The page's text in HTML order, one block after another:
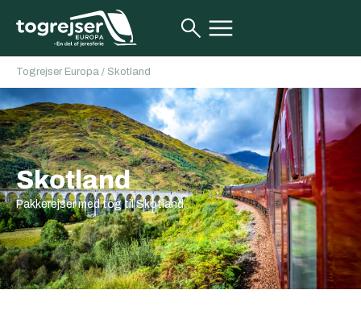
Togrejser Europa / Skotland
Skotland
Pakkerejser med tog til Skotland